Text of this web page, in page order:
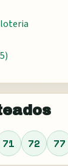
)
71 72 77